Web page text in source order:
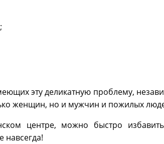
эту деликатную проблему,
женщин, но и мужчин и пожилых
центре, можно быстро
навсегда!